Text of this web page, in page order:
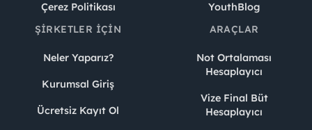
Çerez Politikası
YouthBlog
ŞIRKETLER İÇIN
Neler Yaparız?
Kurumsal Giriş
Ücretsiz Kayıt Ol
ARAÇLAR
Not Ortalaması
Hesaplayıcı
Vize Final Büt
Hesaplayıcı